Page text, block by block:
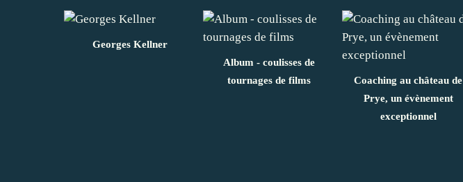
Georges Kellner
Album - coulisses de
tournages de films
Coaching au château de
Prye, un évènement
exceptionnel